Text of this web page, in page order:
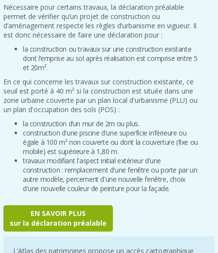
Nécessaire pour certains travaux, la déclaration préalable
permet de vérifier qu’un projet de construction ou
d’aménagement respecte les règles d’urbanisme en vigueur. Il
est donc nécessaire de faire une déclaration pour :
la construction ou travaux sur une construction existante
dont l’emprise au sol après réalisation est comprise entre 5
et 20m².
En ce qui concerne les travaux sur construction existante, ce
seuil est porté à 40 m² si la construction est située dans une
zone urbaine couverte par un plan local d'urbanisme (PLU) ou
un plan d'occupation des sols (POS) :
la construction d’un mur de 2m ou plus.
construction d'une piscine d'une superficie inférieure ou
égale à 100 m² non couverte ou dont la couverture (fixe ou
mobile) est supérieure à 1,80 m.
travaux modifiant l'aspect initial extérieur d'une
construction : remplacement d'une fenêtre ou porte par un
autre modèle, percement d'une nouvelle fenêtre, choix
d'une nouvelle couleur de peinture pour la façade.
EN SAVOIR PLUS
sur la déclaration préalable
L’Atlas des patrimoines propose un accès cartographique